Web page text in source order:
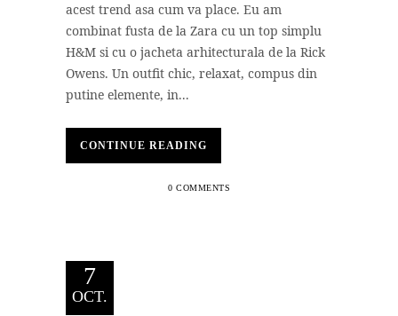
acest trend asa cum va place. Eu am
combinat fusta de la Zara cu un top simplu
H&M si cu o jacheta arhitecturala de la Rick
Owens. Un outfit chic, relaxat, compus din
putine elemente, in...
CONTINUE READING
0 COMMENTS
7
OCT.